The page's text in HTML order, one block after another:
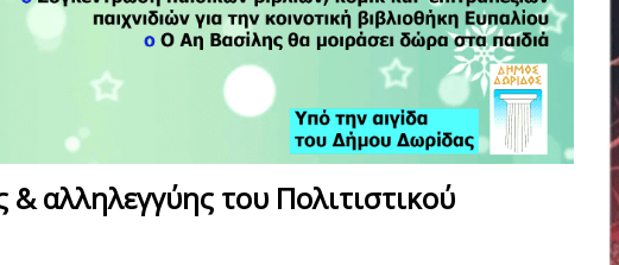
αλληλεγγύης του Πολιτιστικού